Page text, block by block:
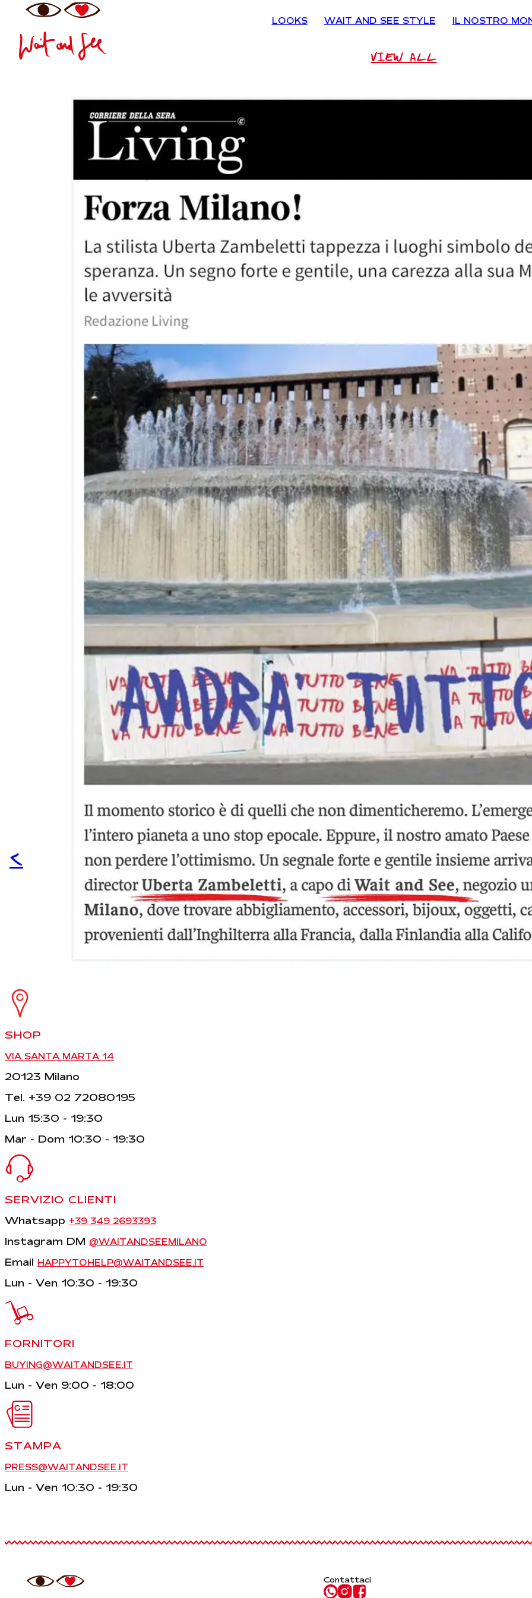
LOOKS WAIT AND SEE STYLE IL NOSTRO
VIEW ALL
<
SHOP
VIA SANTA MARTA 14
20123 Milano
Tel. +39 02 72080195
Lun 15:30 - 19:30
Mar - Dom 10:30 - 19:30
SERVIZIO CLIENTI
Whatsapp +39 349 2693393
Instagram DM @WAITANDSEEMILANO
Email HAPPYTOHELP@WAITANDSEE.IT
Lun - Ven 10:30 - 19:30
FORNITORI
BUYING@WAITANDSEE.IT
Lun - Ven 9:00 - 18:00
STAMPA
PRESS@WAITANDSEE.IT
Lun - Ven 10:30 - 19:30
Contattaci